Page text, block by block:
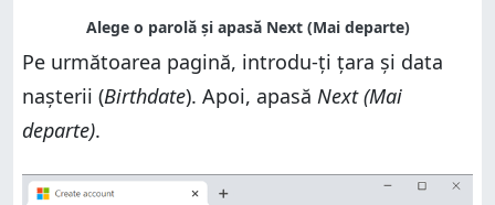
Pe următoarea pagină, introdu-ți țara și data
nașterii (Birthdate). Apoi, apasă Next (Mai
departe).